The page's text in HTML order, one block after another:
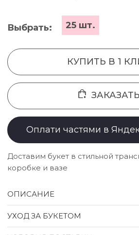
Выбрать: 25 шт.
КУПИТЬ В 1
ЗАКАЗАТЬ
Оплати частями в
Доставим букет в стильной
коробке и вазе
ОПИСАНИЕ
УХОД ЗА БУКЕТОМ